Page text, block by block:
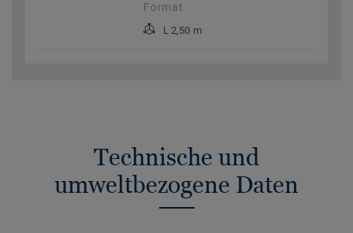
Format
L 2,50 m
Technische und
umweltbezogene Daten